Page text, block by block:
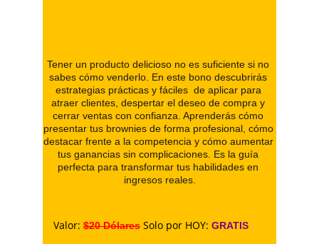
Valor: $20 Dólares Solo por HOY: GRATIS
Tener un producto delicioso no es suficiente si no
sabes cómo venderlo. En este bono descubrirás
estrategias prácticas y fáciles  de aplicar para
atraer clientes, despertar el deseo de compra y
cerrar ventas con confianza. Aprenderás cómo
presentar tus brownies de forma profesional, cómo
destacar frente a la competencia y cómo aumentar
tus ganancias sin complicaciones. Es la guía
perfecta para transformar tus habilidades en
ingresos reales.